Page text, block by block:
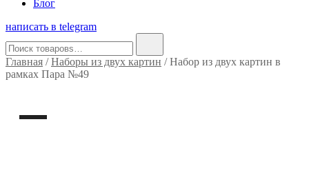
Блог
написать в telegram
Главная /Наборы из двух картин / Набор из двух картин в
рамках Пара №49